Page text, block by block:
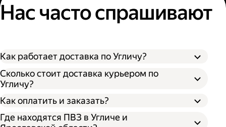
Нас часто спрашивают
Как работает доставка по Угличу?
Оформите доставку в приложении Яндекс
Доставки.
Сколько стоит доставка курьером по
Угличу?
Как оплатить и заказать?
Где находятся ПВЗ в Угличе и